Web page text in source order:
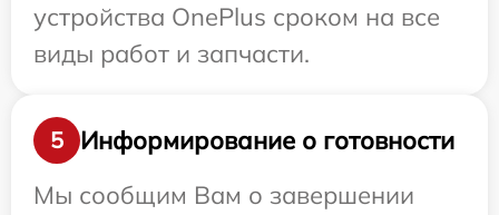
устройства OnePlus сроком на все
виды работ и запчасти.
5
Информирование о готовности
Мы сообщим Вам о завершении